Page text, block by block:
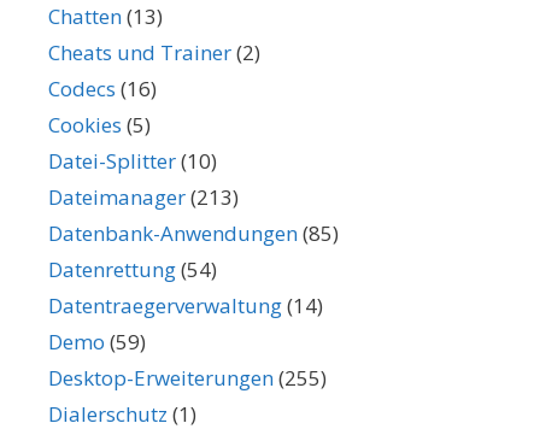
Chatten(13)
Cheats und Trainer(2)
Codecs (16)
Cookies (5)
Datei-Splitter(10)
Dateimanager(213)
Datenbank-Anwendungen(85)
Datenrettung(54)
Datentraegerverwaltung(14)
Demo (59)
Desktop-Erweiterungen(255)
Dialerschutz (1)